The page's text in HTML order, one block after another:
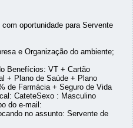
oportunidade para Servente
e Organização do ambiente;
Benefícios: VT + Cartão
+ Plano de Saúde + Plano
de Farmácia + Seguro de Vida
CateteSexo : Masculino
do e-mail:
no assunto: Servente de